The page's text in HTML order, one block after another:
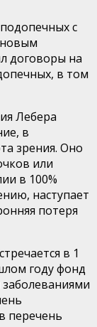
с
договоры на
в том
Лебера
в
зрения. Оно
или
в 100%
наступает
потеря
в 1
году фонд
перечень